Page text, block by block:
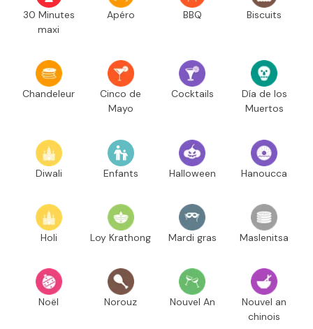
30 Minutes
maxi
Apéro BBQ Biscuits
Chandeleur
Cinco de
Mayo
Cocktails
Día de los
Muertos
Diwali Enfants Halloween Hanoucca
Holi Loy Krathong Mardi gras Maslenitsa
Noël Norouz Nouvel An
Nouvel an
chinois